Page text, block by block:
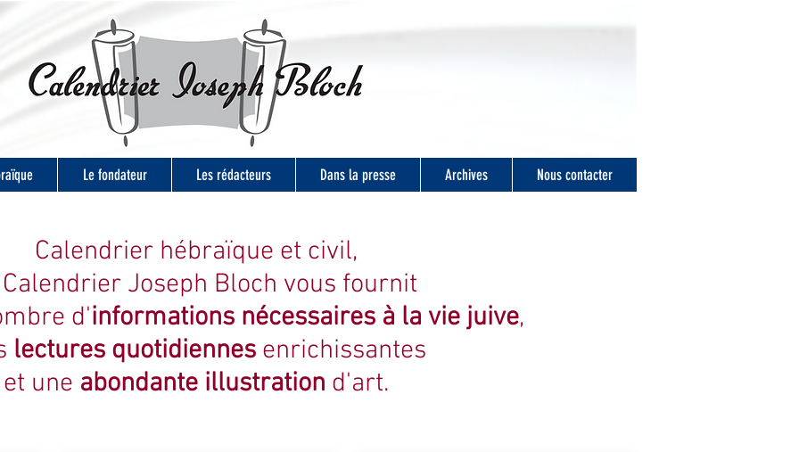
Le fondateur Les rédacteurs Dans la presse Archives Nous contacter
Calendrier hébraïque et civil,
Joseph Bloch vous fournit
d'informations nécessaires à la vie juive,
lectures quotidiennesenrichissantes
et une abondante illustration d'art.